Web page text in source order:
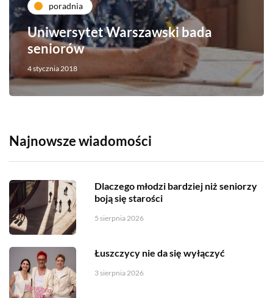
poradnia
Uniwersytet Warszawski bada
seniorów
4 stycznia 2018
Najnowsze wiadomości
Dlaczego młodzi bardziej niż seniorzy
boją się starości
5 sierpnia 2026
Łuszczycy nie da się wyłączyć
3 sierpnia 2026